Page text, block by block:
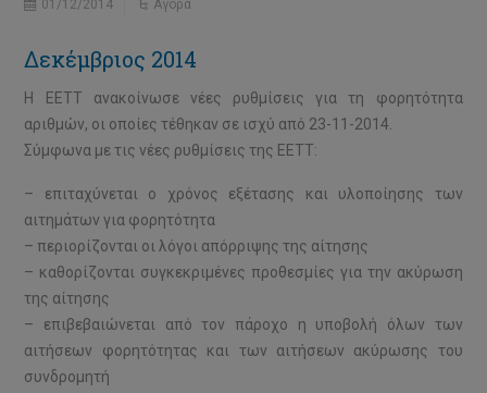
01/12/2014 Αγορά
Δεκέμβριος 2014
Η ΕΕΤΤ ανακοίνωσε νέες ρυθμίσεις για τη φορητότητα
αριθμών, οι οποίες τέθηκαν σε ισχύ από 23-11-2014.
Σύμφωνα με τις νέες ρυθμίσεις της ΕΕΤΤ:
– επιταχύνεται ο χρόνος εξέτασης και υλοποίησης των
αιτημάτων για φορητότητα
– περιορίζονται οι λόγοι απόρριψης της αίτησης
– καθορίζονται συγκεκριμένες προθεσμίες για την ακύρωση
της αίτησης
– επιβεβαιώνεται από τον πάροχο η υποβολή όλων των
αιτήσεων φορητότητας και των αιτήσεων ακύρωσης του
συνδρομητή